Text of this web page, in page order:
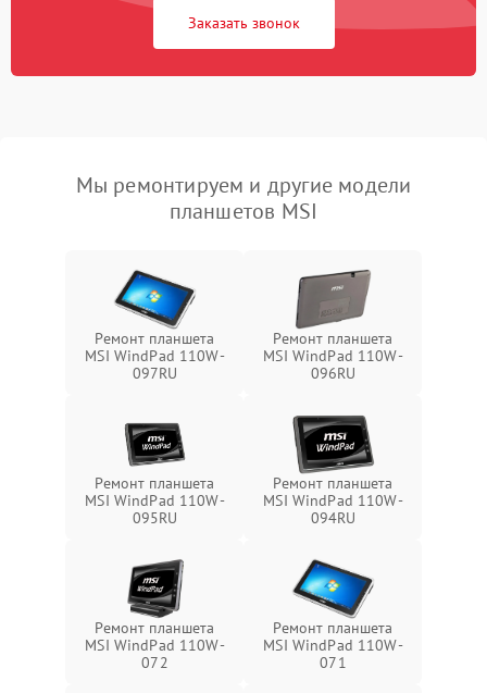
Заказать звонок
Мы ремонтируем и другие модели
планшетов MSI
Ремонт планшета
MSI WindPad 110W-
097RU
Ремонт планшета
MSI WindPad 110W-
096RU
Ремонт планшета
MSI WindPad 110W-
095RU
Ремонт планшета
MSI WindPad 110W-
094RU
Ремонт планшета
MSI WindPad 110W-
072
Ремонт планшета
MSI WindPad 110W-
071